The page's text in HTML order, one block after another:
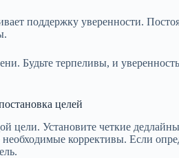
поддержку уверенности.
Будьте терпеливы, и
целей
цели. Установите четкие
коррективы. Если